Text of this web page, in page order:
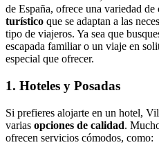
de España, ofrece una variedad de
turístico que se adaptan a las
tipo de viajeros. Ya sea que
escapada familiar o un viaje en
especial que ofrecer.
1. Hoteles y Posadas
Si prefieres alojarte en un hotel,
varias opciones de calidad.
ofrecen servicios cómodos, como: